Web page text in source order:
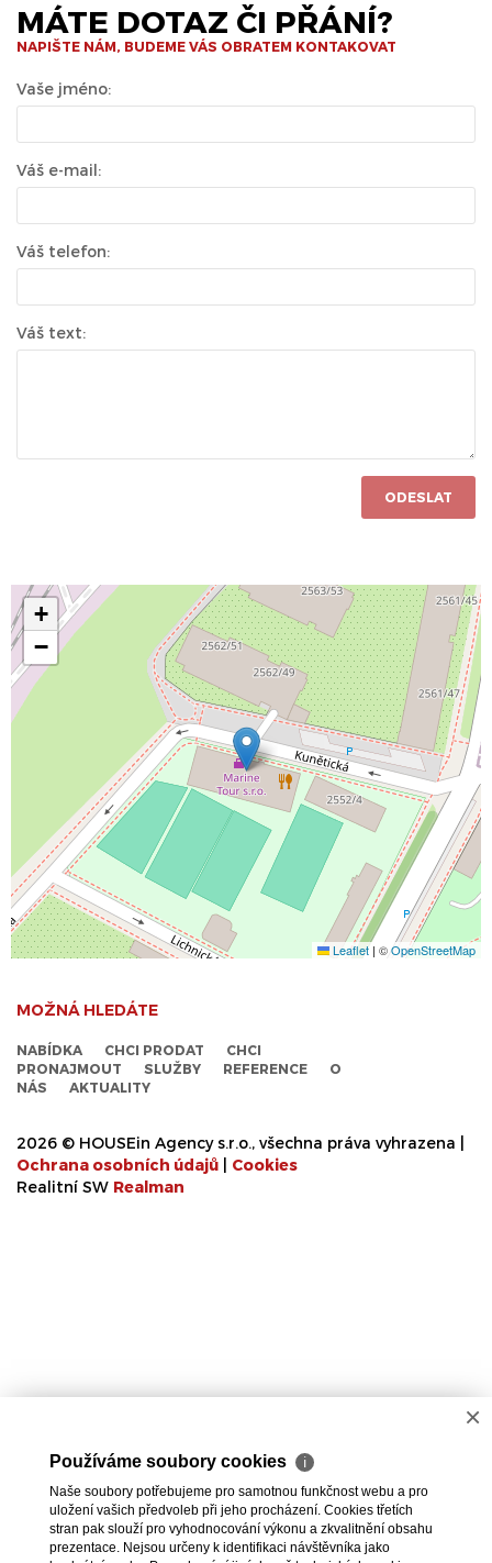
MÁTE DOTAZ ČI PŘÁNÍ?
NAPIŠTE NÁM, BUDEME VÁS OBRATEM KONTAKOVAT
Vaše jméno:
Váš e-mail:
Váš telefon:
Váš text:
ODESLAT
+
−
Leaflet | ©OpenStreetMap
MOŽNÁ HLEDÁTE
NABÍDKA CHCI PRODAT
CHCI
PRONAJMOUT
SLUŽBY REFERENCE
O
NÁS
AKTUALITY
2026 © HOUSEin Agency s.r.o., všechna práva vyhrazena |
Ochrana osobních údajů
Cookies
Realitní SW Realman
×
Používáme soubory cookies ℹ
Naše soubory potřebujeme pro samotnou funkčnost webu a pro
uložení vašich předvoleb při jeho procházení. Cookies třetích
stran pak slouží pro vyhodnocování výkonu a zkvalitnění obsahu
prezentace. Nejsou určeny k identifikaci návštěvníka jako